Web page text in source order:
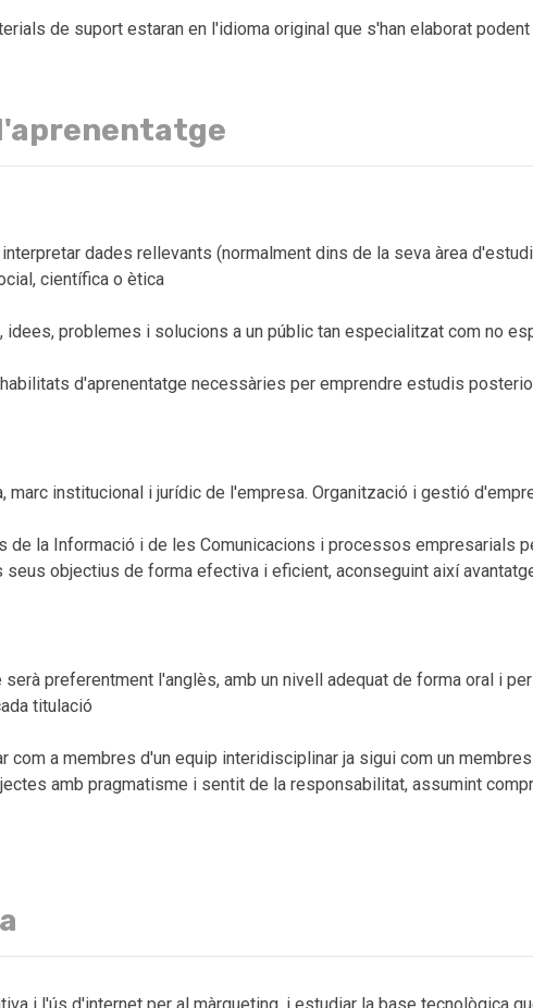
de suport estaran en l'idioma original que s'han elaborat
dades rellevants (normalment dins de la seva àrea
científica o ètica
problemes i solucions a un públic tan especialitzat com no
d'aprenentatge necessàries per emprendre estudis
marc institucional i jurídic de l'empresa. Organització i gestió
de la Informació i de les Comunicacions i processos empresarials
objectius de forma efectiva i eficient, aconseguint així
preferentment l'anglès, amb un nivell adequat de forma oral i
titulació
com a membres d'un equip interidisciplinar ja sigui com un
amb pragmatisme i sentit de la responsabilitat, assumint
i l'ús d'internet per al màrqueting, i estudiar la base tecnològica